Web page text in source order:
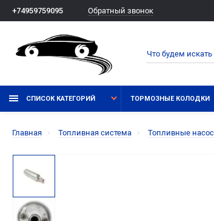
+74959759095 Обратный звонок
СПИСОК КАТЕГОРИЙ ТОРМОЗНЫЕ КОЛОДКИ
Главная Топливная система Топливные